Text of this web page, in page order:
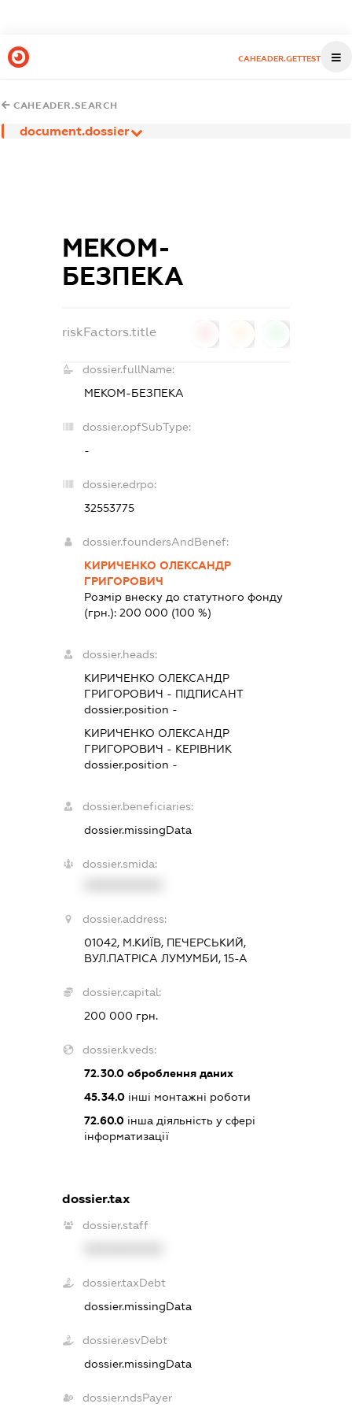
CAHEADER.GETTEST
CAHEADER.SEARCH
document.dossier
МЕКОМ-
БЕЗПЕКА
riskFactors.title
dossier.fullName:
МЕКОМ-БЕЗПЕКА
dossier.opfSubType:
-
dossier.edrpo:
32553775
dossier.foundersAndBenef:
КИРИЧЕНКО ОЛЕКСАНДР
ГРИГОРОВИЧ
Розмір внеску до статутного фонду
(грн.):200 000 (100 %)
dossier.heads:
КИРИЧЕНКО ОЛЕКСАНДР
ГРИГОРОВИЧ - ПІДПИСАНТ
dossier.position -
КИРИЧЕНКО ОЛЕКСАНДР
ГРИГОРОВИЧ - КЕРІВНИК
dossier.position -
dossier.beneficiaries:
dossier.missingData
dossier.smida:
dossier.address:
01042, М.КИЇВ, ПЕЧЕРСЬКИЙ,
ВУЛ.ПАТРІСА ЛУМУМБИ, 15-А
dossier.capital:
200 000 грн.
dossier.kveds:
72.30.0 оброблення даних
45.34.0 інші монтажні роботи
72.60.0 інша діяльність у сфері
інформатизації
dossier.tax
dossier.staff
dossier.taxDebt
dossier.missingData
dossier.esvDebt
dossier.missingData
dossier.ndsPayer